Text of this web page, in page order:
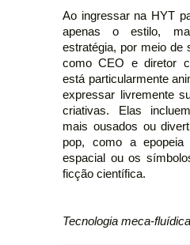
Ao ingressar na HYT
apenas o estilo,
estratégia, por meio de
como CEO e diretor
está particularmente
expressar livremente
criativas. Elas
mais ousados ou
pop, como a epopeia
espacial ou os
ficção científica.
Tecnologia meca-